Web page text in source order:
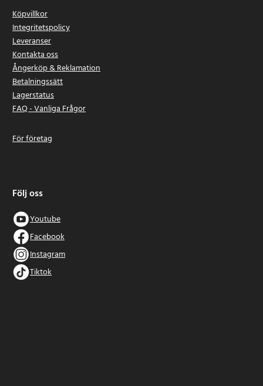
Köpvillkor
Integritetspolicy
Leveranser
Kontakta oss
Ångerköp & Reklamation
Betalningssätt
Lagerstatus
FAQ - Vanliga Frågor
För företag
Följ oss
Youtube
Facebook
Instagram
Tiktok